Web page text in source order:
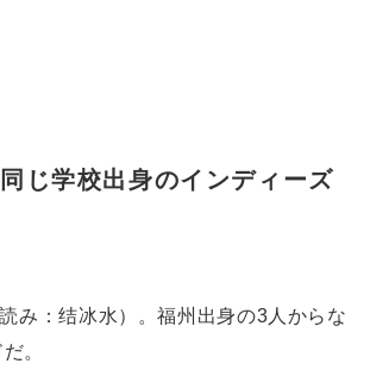
じ学校出身のインディーズ
み：结冰水）。福州出身の3人からな
。